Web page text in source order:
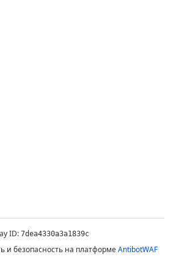
ID: 7dea4330a3a1839c
и безопасность на платформеAntibotWAF